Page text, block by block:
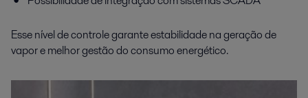
Esse nível de controle garante estabilidade na geração de
vapor e melhor gestão do consumo energético.